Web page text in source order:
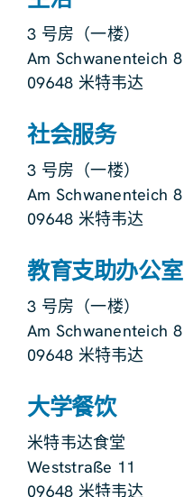
3 号房（一楼）
Am Schwanenteich 8
09648 米特韦达
社会服务
3 号房（一楼）
Am Schwanenteich 8
09648 米特韦达
教育支助办公室
3 号房（一楼）
Am Schwanenteich 8
09648 米特韦达
大学餐饮
米特韦达食堂
Weststraße 11
09648 米特韦达